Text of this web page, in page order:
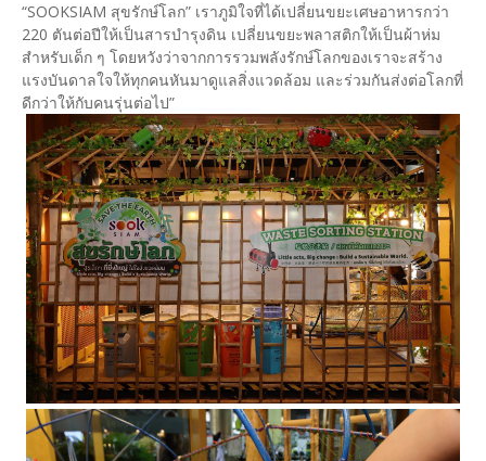
“SOOKSIAM สุขรักษ์โลก” เราภูมิใจที่ได้เปลี่ยนขยะเศษอาหารกว่า
220 ตันต่อปีให้เป็นสารบำรุงดิน เปลี่ยนขยะพลาสติกให้เป็นผ้าห่ม
สำหรับเด็ก ๆ โดยหวังว่าจากการรวมพลังรักษ์โลกของเราจะสร้าง
แรงบันดาลใจให้ทุกคนหันมาดูแลสิ่งแวดล้อม และร่วมกันส่งต่อโลกที่
ดีกว่าให้กับคนรุ่นต่อไป”